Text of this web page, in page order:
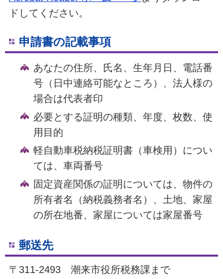
ドしてください。
申請書の記載事項
あなたの住所、氏名、生年月日、電話番
号（日中連絡可能なところ）、法人様の
場合は代表者印
必要とする証明の種類、年度、枚数、使
用目的
軽自動車税納税証明書（車検用）につい
ては、車両番号
固定資産関係の証明については、物件の
所有者名（納税義務者名）、土地、家屋
の所在地番、家屋については家屋番号
郵送先
〒311-2493 潮来市役所税務課まで